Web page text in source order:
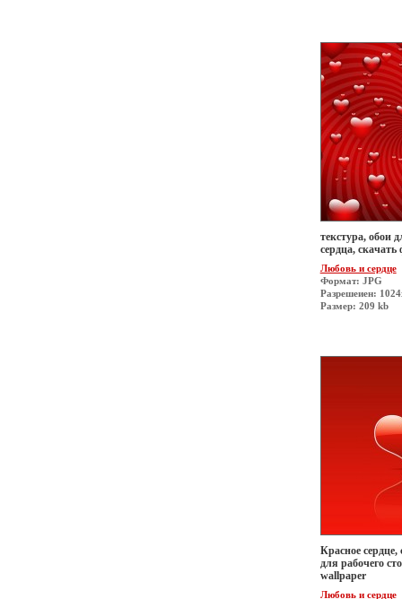
текстура, обои
сердца,
Любовь и сердце
Формат: JPG
Разрешеиен:
Размер: 209 kb
Красное сердце,
для рабочего
wallpaper
Любовь и сердце